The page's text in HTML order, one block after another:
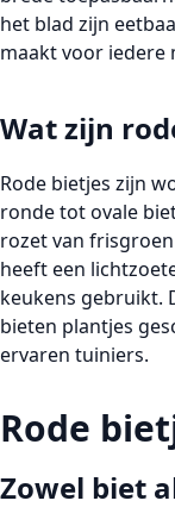
het blad zijn
maakt voor iedere
Wat zijn
Rode bietjes zijn
ronde tot ovale
rozet van
heeft een
keukens gebruikt.
bieten plantjes
ervaren tuiniers.
Rode
Zowel biet